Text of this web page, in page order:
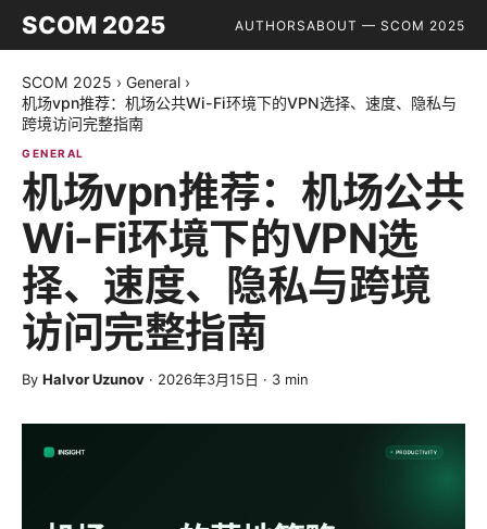
SCOM 2025 AUTHORSABOUT — SCOM 2025
SCOM 2025 › General ›
机场vpn推荐：机场公共Wi-Fi环境下的VPN选择、速度、隐私与
跨境访问完整指南
GENERAL
机场vpn推荐：机场公共
Wi-Fi环境下的VPN选
择、速度、隐私与跨境
访问完整指南
By Halvor Uzunov · 2026年3月15日 · 3 min